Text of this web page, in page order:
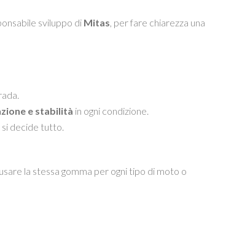
sviluppo di Mitas, per fare chiarezza una
e stabilità in ogni condizione.
si decide tutto.
la stessa gomma per ogni tipo di moto o